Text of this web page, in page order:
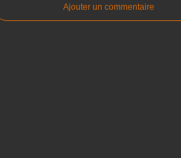
Ajouter un commentaire